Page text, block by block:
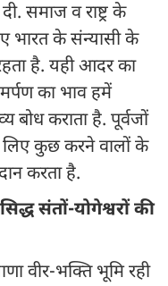
समाज व राष्ट्र के
भारत के संन्यासी के
है. यही आदर का
का भाव हमें
बोध कराता है. पूर्वजों
लिए कुछ करने वालों के
करता है.
संतों-योगेश्वरों की
वीर-भक्ति भूमि रही